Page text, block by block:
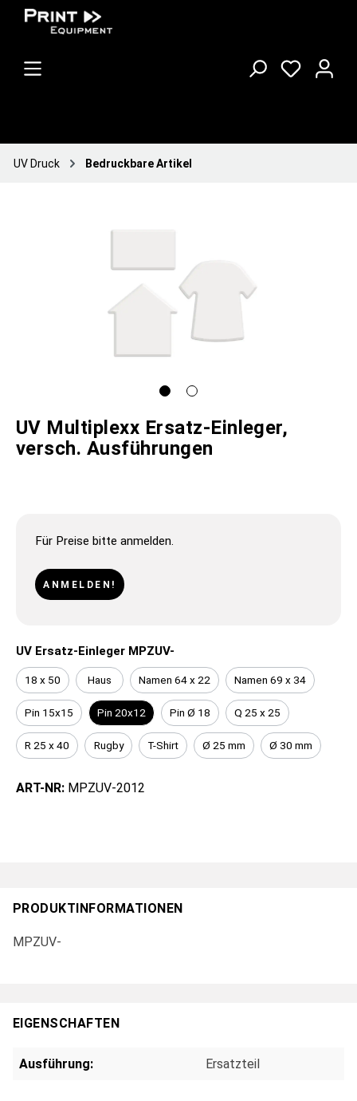
UV Druck Bedruckbare Artikel
UV Multiplexx Ersatz-Einleger,
versch. Ausführungen
Für Preise bitte anmelden.
ANMELDEN!
UV Ersatz-Einleger MPZUV-
18 x 50 Haus Namen 64 x 22 Namen 69 x 34
Pin 15x15 Pin 20x12 Pin Ø 18 Q 25 x 25
R 25 x 40 Rugby T-Shirt Ø 25 mm Ø 30 mm
ART-NR: MPZUV-2012
PRODUKTINFORMATIONEN
MPZUV-
EIGENSCHAFTEN
Ausführung: Ersatzteil